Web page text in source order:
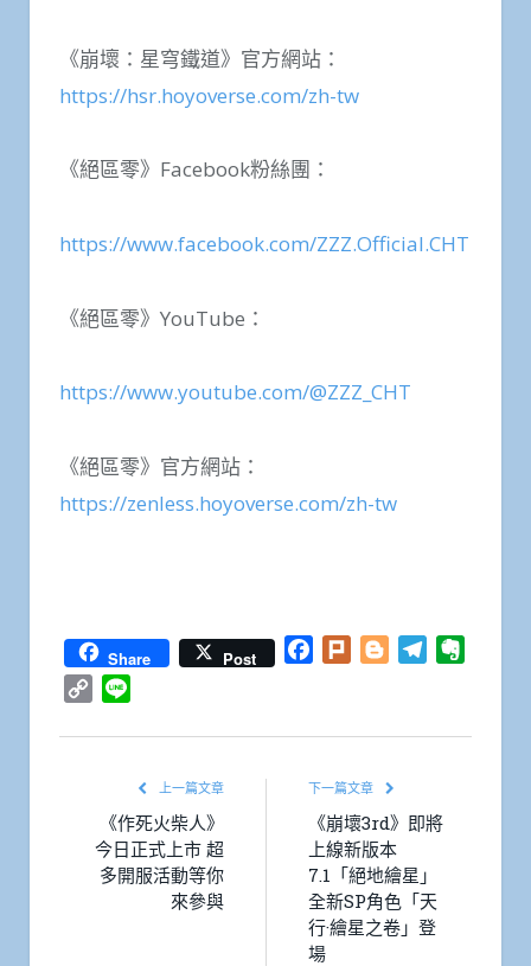
《崩壞：星穹鐵道》官方網站：
https://hsr.hoyoverse.com/zh-tw
《絕區零》Facebook粉絲團：
https://www.facebook.com/ZZZ.Official.CHT
《絕區零》YouTube：
https://www.youtube.com/@ZZZ_CHT
《絕區零》官方網站：
https://zenless.hoyoverse.com/zh-tw
Share Post Facebook
Plurk BloggerTelegram
Copy
上一篇文章
《作死火柴人》
今日正式上市 超
多開服活動等你
來參與
下一篇文章
《崩壞3rd》即將
上線新版本
7.1「絕地繪星」
全新SP角色「天
行·繪星之卷」登
場